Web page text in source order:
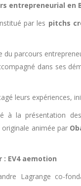
entrepreneurial en
par les pitchs
parcours
dans ses
leurs expériences,
à la présentation
originale animée par
: EV4 aemotion
Lagrange co-